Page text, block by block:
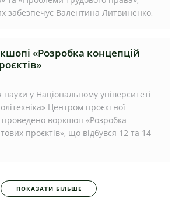
забезпечує Валентина Литвиненко,
«Розробка концепцій
у Національному університеті
Центром проєктної
проведено воркшоп «Розробка
проєктів», що відбувся 12 та 14
ПОКАЗАТИ БІЛЬШЕ